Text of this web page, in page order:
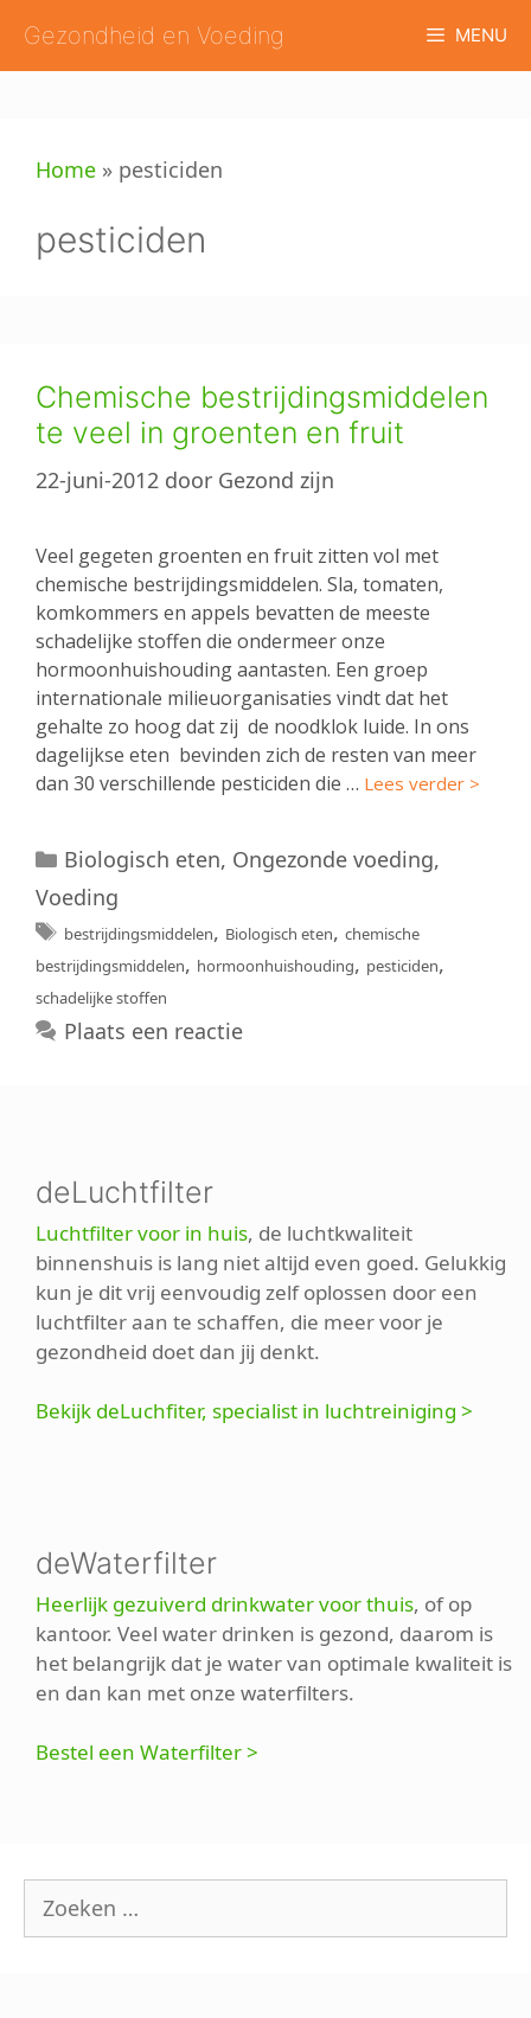
naar
de
Gezondheid en Voeding MENU
Home » pesticiden
pesticiden
Chemische bestrijdingsmiddelen
te veel in groenten en fruit
22-juni-2012 door Gezond zijn
Veel gegeten groenten en fruit zitten vol met
chemische bestrijdingsmiddelen. Sla, tomaten,
komkommers en appels bevatten de meeste
schadelijke stoffen die ondermeer onze
hormoonhuishouding aantasten. Een groep
internationale milieuorganisaties vindt dat het
gehalte zo hoog dat zij de noodklok luide. In ons
dagelijkse eten bevinden zich de resten van meer
dan 30 verschillende pesticiden die … Lees verder >
Categorieën
Biologisch eten, Ongezonde voeding,
Voeding
Tags
bestrijdingsmiddelen, Biologisch eten, chemische
bestrijdingsmiddelen, hormoonhuishouding, pesticiden,
schadelijke stoffen
Plaats een reactie
deLuchtfilter
Luchtfilter voor in huis, de luchtkwaliteit
binnenshuis is lang niet altijd even goed. Gelukkig
kun je dit vrij eenvoudig zelf oplossen door een
luchtfilter aan te schaffen, die meer voor je
gezondheid doet dan jij denkt.
Bekijk deLuchfiter, specialist in luchtreiniging >
deWaterfilter
Heerlijk gezuiverd drinkwater voor thuis, of op
kantoor. Veel water drinken is gezond, daarom is
het belangrijk dat je water van optimale kwaliteit is
en dan kan met onze waterfilters.
Bestel een Waterfilter >
Zoek
naar: